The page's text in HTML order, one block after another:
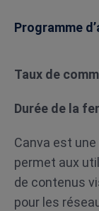
Programme
Taux de
Durée de la
Canva est
permet aux
de contenus
pour les